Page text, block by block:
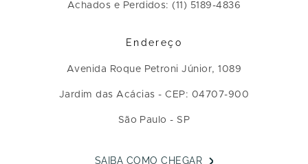
Achados e Perdidos: (11) 5189-4836
Endereço
Avenida Roque Petroni Júnior, 1089
Jardim das Acácias - CEP: 04707-900
São Paulo - SP
SAIBA COMO CHEGAR